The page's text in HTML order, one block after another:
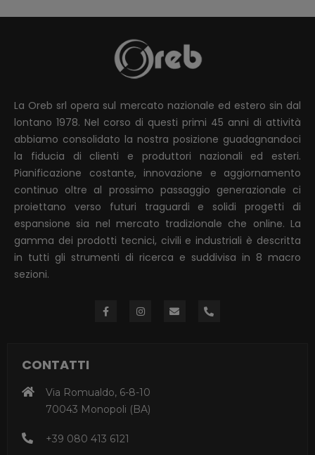
La Oreb srl opera sul mercato nazionale ed estero sin dal
lontano 1978. Nel corso di questi primi 45 anni di attività
abbiamo consolidato la nostra posizione guadagnandoci
la fiducia di clienti e produttori nazionali ed esteri.
Pianificazione costante, innovazione e aggiornamento
continuo oltre al prossimo passaggio generazionale ci
proiettano verso futuri traguardi e solidi progetti di
espansione sia nel mercato tradizionale che online. La
gamma dei prodotti tecnici, civili e industriali è descritta
in tutti gli strumenti di ricerca e suddivisa in 8 macro
sezioni.
CONTATTI
Via Romualdo, 6-8-10
70043 Monopoli (BA)
+39 080 413 6121